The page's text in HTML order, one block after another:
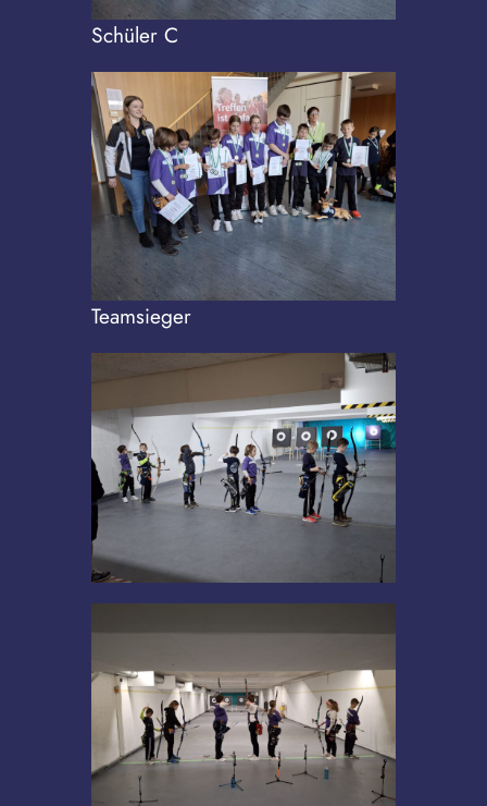
Schüler C
Teamsieger